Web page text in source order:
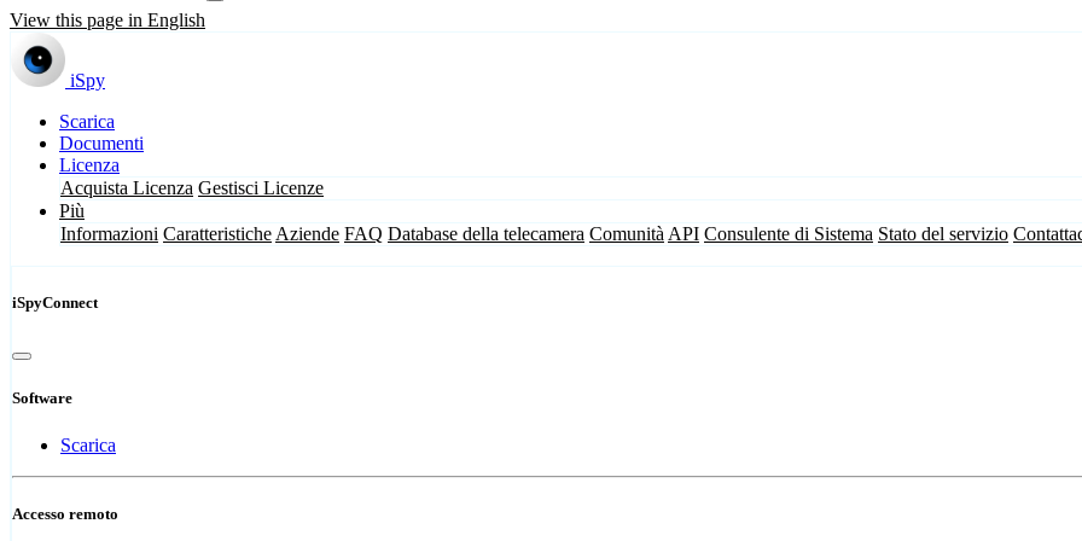
View this page in English
iSpy
Scarica
Documenti
Licenza
Acquista Licenza Gestisci Licenze
Più
Informazioni Caratteristiche Aziende FAQ Database della telecamera Comunità API Consulente di Sistema Stato del servizio
iSpyConnect
Software
Scarica
Accesso remoto